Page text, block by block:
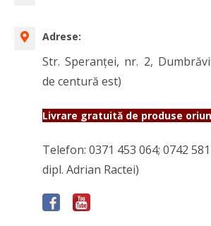
Adrese:
Str. Speranței, nr. 2,
de centură est)
Livrare gratuită de produse
Telefon: 0371 453 064; 0742
dipl. Adrian Ractei)